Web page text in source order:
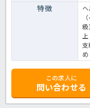
特徴
め
この求人に
問い合わせる